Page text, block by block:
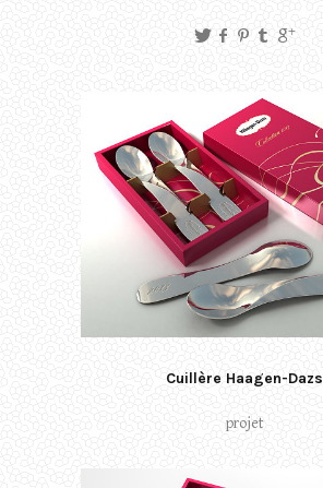
Cuillère Haagen-Dazs
projet